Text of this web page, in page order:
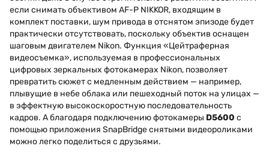
если снимать объективом AF-P NIKKOR, входящим в
комплект поставки, шум привода в отснятом эпизоде будет
практически отсутствовать, поскольку объектив оснащен
шаговым двигателем Nikon. Функция «Цейтраферная
видеосъемка», используемая в профессиональных
цифровых зеркальных фотокамерах Nikon, позволяет
превратить сюжет с медленным действием — например,
плывущие в небе облака или пешеходный поток на улицах —
в эффектную высокоскоростную последовательность
кадров. А благодаря подключению фотокамеры D5600 с
помощью приложения SnapBridge снятыми видеороликами
можно легко поделиться с друзьями.